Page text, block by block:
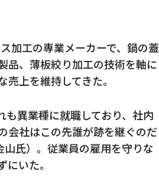
加工の専業メーカーで、鍋の蓋
品、薄板絞り加工の技術を軸に
上を維持してきた。
異業種に就職しており、社内
会社はこの先誰が跡を継ぐのだ
氏）。従業員の雇用を守りな
いた。